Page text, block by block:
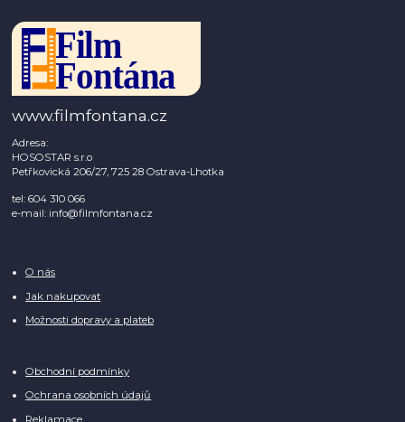
www.filmfontana.cz
Adresa:
HOSOSTAR s.r.o
Petřkovická 206/27, 725 28 Ostrava-Lhotka
tel: 604 310 066
e-mail: info@filmfontana.cz
O nás
Jak nakupovat
Možnosti dopravy a plateb
Obchodní podmínky
Ochrana osobních údajů
Reklamace